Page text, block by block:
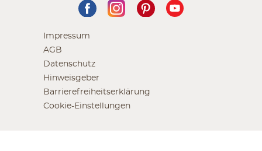
Impressum
AGB
Datenschutz
Hinweisgeber
Barrierefreiheitserklärung
Cookie-Einstellungen